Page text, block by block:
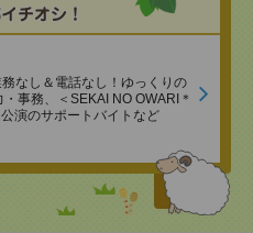
務なし＆電話なし！ゆっくりの
事務、＜SEKAI NO OWARI＊
演のサポートバイトなど